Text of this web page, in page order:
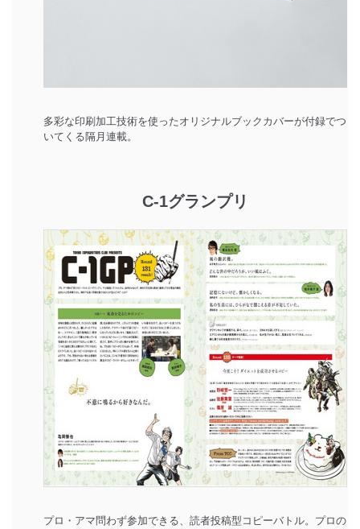
多彩な印刷加工技術を使ったオリジナルブックカバーが付録でつ
いてくる隔月連載。
C-1グランプリ
プロ・アマ問わず参加できる、読者投稿型コピーバトル。プロの